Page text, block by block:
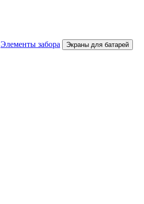
Элементы забора Экраны для батарей